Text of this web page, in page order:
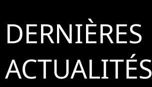
DERNIÈRES
ACTUALITÉS